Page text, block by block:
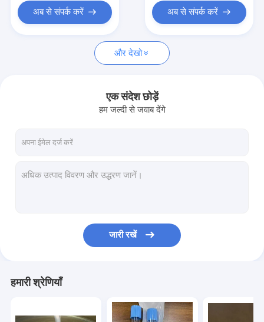
उत्पाद
अब से संपर्क करें अब से संपर्क करें
और देखो
एक संदेश छोड़ें
हम जल्दी से जवाब देंगे
जारी रखें
हमारी श्रेणियाँ